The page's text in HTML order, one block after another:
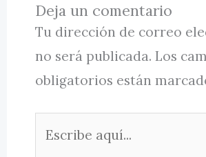
Deja un comentario
Tu dirección de correo
no será publicada. Los
obligatorios están